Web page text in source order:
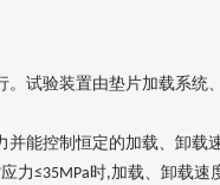
试验装置由垫片加载系统
能控制恒定的加载、卸载
力≤35MPa时,加载、卸载速